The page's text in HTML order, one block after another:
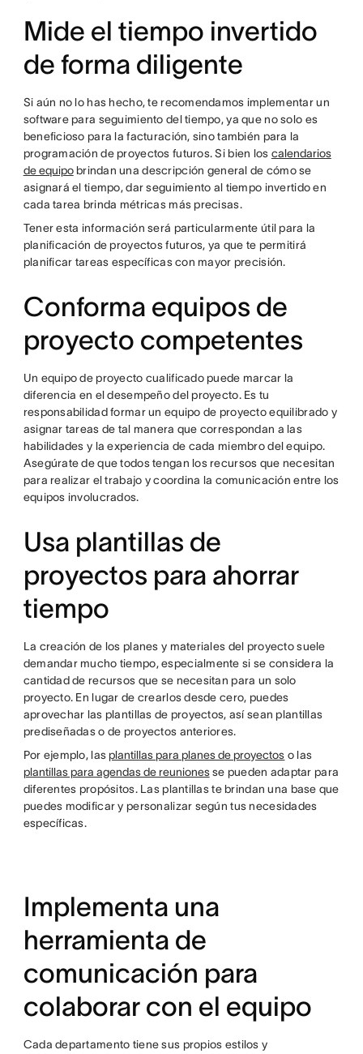
Mide el tiempo invertido
de forma diligente
Si aún no lo has hecho, te recomendamos implementar un
software para seguimiento del tiempo, ya que no solo es
beneficioso para la facturación, sino también para la
programación de proyectos futuros. Si bien los calendarios
de equipobrindan una descripción general de cómo se
asignará el tiempo, dar seguimiento al tiempo invertido en
cada tarea brinda métricas más precisas.
Tener esta información será particularmente útil para la
planificación de proyectos futuros, ya que te permitirá
planificar tareas específicas con mayor precisión.
Conforma equipos de
proyecto competentes
Un equipo de proyecto cualificado puede marcar la
diferencia en el desempeño del proyecto. Es tu
responsabilidad formar un equipo de proyecto equilibrado y
asignar tareas de tal manera que correspondan a las
habilidades y la experiencia de cada miembro del equipo.
Asegúrate de que todos tengan los recursos que necesitan
para realizar el trabajo y coordina la comunicación entre los
equipos involucrados.
Usa plantillas de
proyectos para ahorrar
tiempo
La creación de los planes y materiales del proyecto suele
demandar mucho tiempo, especialmente si se considera la
cantidad de recursos que se necesitan para un solo
proyecto. En lugar de crearlos desde cero, puedes
aprovechar las plantillas de proyectos, así sean plantillas
prediseñadas o de proyectos anteriores.
Por ejemplo, las plantillas para planes de proyectos o las
plantillas para agendas de reunionesse pueden adaptar para
diferentes propósitos. Las plantillas te brindan una base que
puedes modificar y personalizar según tus necesidades
específicas.
Implementa una
herramienta de
comunicación para
colaborar con el equipo
Cada departamento tiene sus propios estilos y